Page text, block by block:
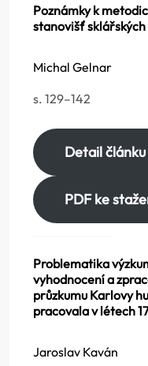
Poznámky k
stanovišť
Michal Gelnar
s. 129–142
Detail článku
PDF ke
Problematika
vyhodnocení a
průzkumu Karlovy
pracovala v létech
Jaroslav Kaván